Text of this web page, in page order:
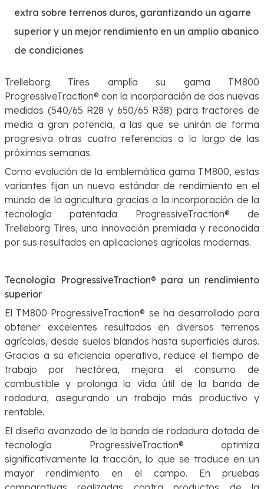
extra sobre terrenos duros, garantizando un agarre
superior y un mejor rendimiento en un amplio abanico
de condiciones
Trelleborg Tires amplía su gama TM800
ProgressiveTraction® con la incorporación de dos nuevas
medidas (540/65 R28 y 650/65 R38) para tractores de
media a gran potencia, a las que se unirán de forma
progresiva otras cuatro referencias a lo largo de las
próximas semanas.
Como evolución de la emblemática gama TM800, estas
variantes fijan un nuevo estándar de rendimiento en el
mundo de la agricultura gracias a la incorporación de la
tecnología patentada ProgressiveTraction® de
Trelleborg Tires, una innovación premiada y reconocida
por sus resultados en aplicaciones agrícolas modernas.
Tecnología ProgressiveTraction® para un rendimiento
superior
El TM800 ProgressiveTraction® se ha desarrollado para
obtener excelentes resultados en diversos terrenos
agrícolas, desde suelos blandos hasta superficies duras.
Gracias a su eficiencia operativa, reduce el tiempo de
trabajo por hectárea, mejora el consumo de
combustible y prolonga la vida útil de la banda de
rodadura, asegurando un trabajo más productivo y
rentable.
El diseño avanzado de la banda de rodadura dotada de
tecnología ProgressiveTraction® optimiza
significativamente la tracción, lo que se traduce en un
mayor rendimiento en el campo. En pruebas